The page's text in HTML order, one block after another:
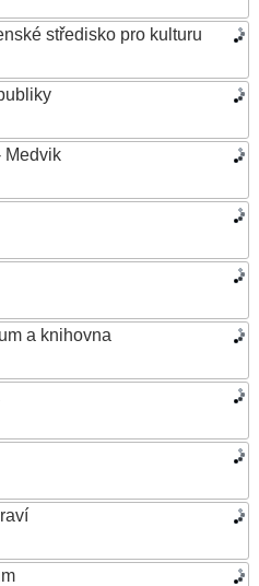
středisko pro kulturu
Medvik
a knihovna